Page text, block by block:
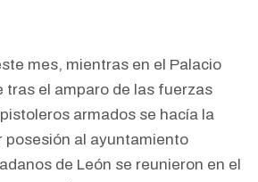
mes, mientras en el Palacio
tras el amparo de las fuerzas
armados se hacía la
posesión al ayuntamiento
de León se reunieron en el